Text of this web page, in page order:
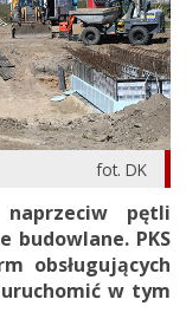
fot. DK
pętli
budowlane. PKS
obsługujących
w tym